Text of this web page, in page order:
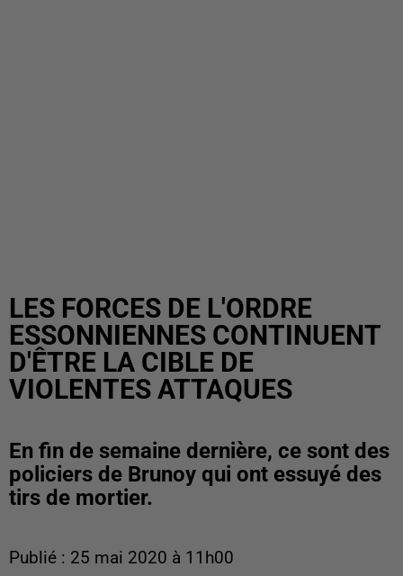
LES FORCES DE L'ORDRE
ESSONNIENNES CONTINUENT
D'ÊTRE LA CIBLE DE
VIOLENTES ATTAQUES
En fin de semaine dernière, ce sont des
policiers de Brunoy qui ont essuyé des
tirs de mortier.
Publié : 25 mai 2020 à 11h00